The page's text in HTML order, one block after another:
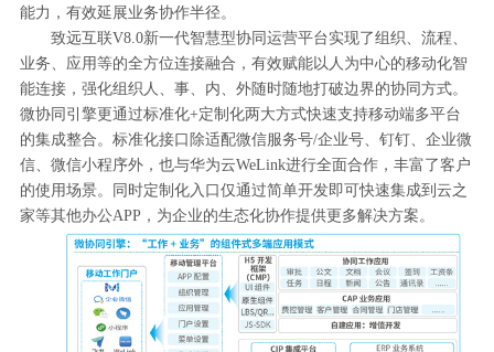
能力，有效延展业务协作半径。
致远互联V8.0新一代智慧型协同运营平台实现了组织、流程、
业务、应用等的全方位连接融合，有效赋能以人为中心的移动化智
能连接，强化组织人、事、内、外随时随地打破边界的协同方式。
微协同引擎更通过标准化+定制化两大方式快速支持移动端多平台
的集成整合。标准化接口除适配微信服务号/企业号、钉钉、企业微
信、微信小程序外，也与华为云WeLink进行全面合作，丰富了客户
的使用场景。同时定制化入口仅通过简单开发即可快速集成到云之
家等其他办公APP，为企业的生态化协作提供更多解决方案。